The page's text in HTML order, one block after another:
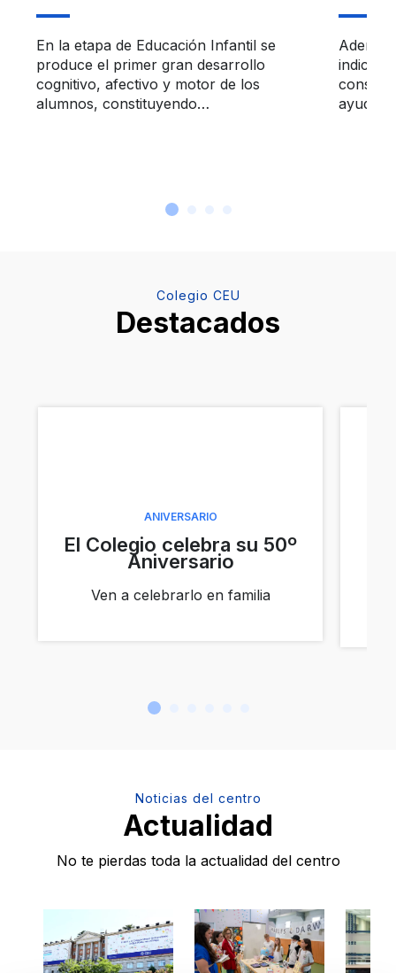
En la etapa de Educación Infantil se
produce el primer gran desarrollo
cognitivo, afectivo y motor de los
alumnos, constituyendo…
ayuda
Colegio CEU
Destacados
ANIVERSARIO
El Colegio celebra su 50º
Aniversario
Ven a celebrarlo en familia
Noticias del centro
Actualidad
No te pierdas toda la actualidad del centro